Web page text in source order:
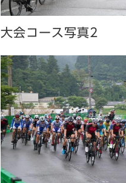
大会コース写真2